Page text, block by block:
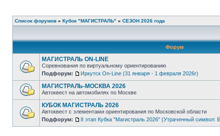
Список форумов » Кубок "МАГИСТРАЛЬ" » СЕЗОН 2026 года
Форум
МАГИСТРАЛЬ ON-LINE
Соревнования по виртуальному ориентированию
Подфорум:
Иркутск On-Line (31 января - 1 февраля 2026г)
МАГИСТРАЛЬ-МОСКВА 2026
Автоквест на автомобилях по Москве
КУБОК МАГИСТРАЛЬ 2026
Автоквест с элементами ориентирования по Московской области
Подфорум:
II этап Кубка "Магистраль 2026" (Утраченный символ: